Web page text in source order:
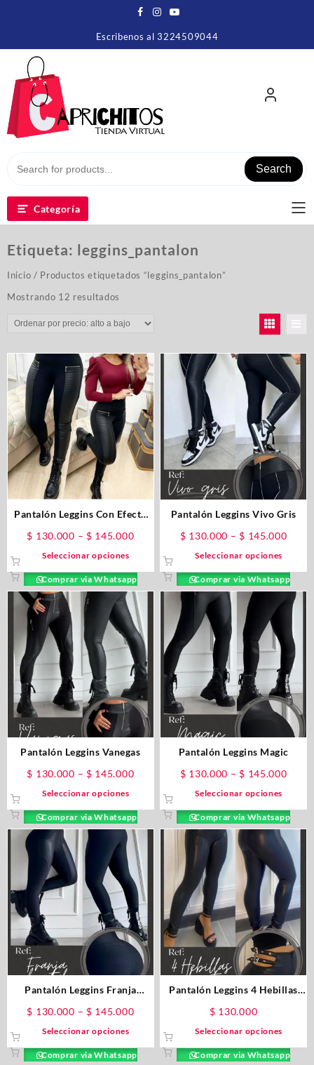
Escribenos al 3224509044
Search
Categoría
Etiqueta: leggins_pantalon
Inicio / Productos etiquetados “leggins_pantalon”
Mostrando 12 resultados
Pantalón Leggins Con Efecto
$ 130.000 – $ 145.000
Seleccionar opciones
Comprar via Whatsapp
Pantalón Leggins Vivo Gris
$ 130.000 – $ 145.000
Seleccionar opciones
Comprar via Whatsapp
Pantalón Leggins Vanegas
$ 130.000 – $ 145.000
Seleccionar opciones
Comprar via Whatsapp
Pantalón Leggins Magic
$ 130.000 – $ 145.000
Seleccionar opciones
Comprar via Whatsapp
Pantalón Leggins Franja
$ 130.000 – $ 145.000
Seleccionar opciones
Comprar via Whatsapp
Pantalón Leggins 4 Hebillas
$ 130.000
Seleccionar opciones
Comprar via Whatsapp